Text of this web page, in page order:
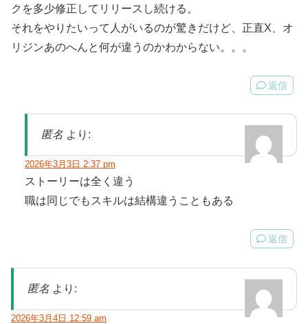
クを多少修正してリリースし続ける。
それをやりたいって人がいるのが驚きだけど、正直X、オ
リジンあのへんと何が違うのかわからない。。。
返信
匿名 より:
2026年3月3日 2:37 pm
ストーリーは全く違う
職は同じでもスキルは結構違うこともある
返信
匿名 より:
2026年3月4日 12:59 am